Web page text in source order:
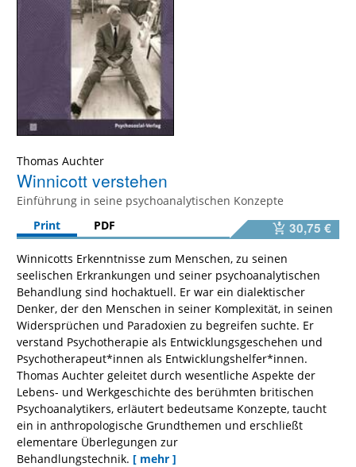
Thomas Auchter
Winnicott verstehen
Einführung in seine psychoanalytischen Konzepte
Print
PDF 30,75 €
Winnicotts Erkenntnisse zum Menschen, zu seinen
seelischen Erkrankungen und seiner psychoanalytischen
Behandlung sind hochaktuell. Er war ein dialektischer
Denker, der den Menschen in seiner Komplexität, in seinen
Widersprüchen und Paradoxien zu begreifen suchte. Er
verstand Psychotherapie als Entwicklungsgeschehen und
Psychotherapeut*innen als Entwicklungshelfer*innen.
Thomas Auchter geleitet durch wesentliche Aspekte der
Lebens- und Werkgeschichte des berühmten britischen
Psychoanalytikers, erläutert bedeutsame Konzepte, taucht
ein in anthropologische Grundthemen und erschließt
elementare Überlegungen zur
Behandlungstechnik. [ mehr ]